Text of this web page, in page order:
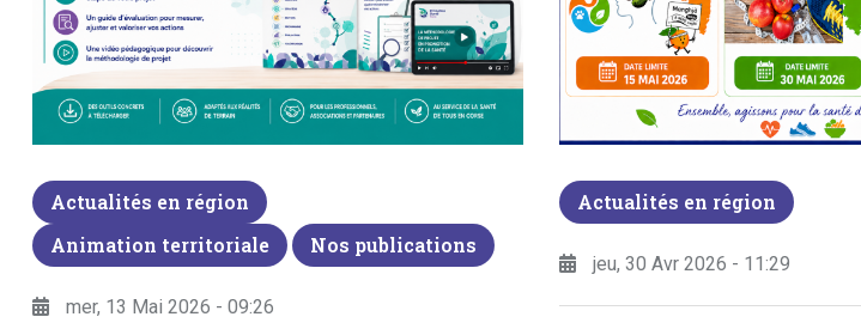
Actualités en région
Animation territoriale
Nos publications
mer, 13 Mai 2026 - 09:26
Actualités en région
jeu, 30 Avr 2026 - 11:29